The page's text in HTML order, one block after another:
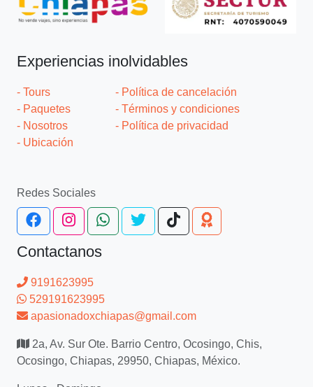
Experiencias inolvidables
- Tours
- Paquetes
- Nosotros
- Ubicación
- Política de cancelación
- Términos y condiciones
- Política de privacidad
Redes Sociales
Contactanos
9191623995
529191623995
apasionadoxchiapas@gmail.com
2a, Av. Sur Ote. Barrio Centro, Ocosingo, Chis,
Ocosingo, Chiapas, 29950, Chiapas, México.